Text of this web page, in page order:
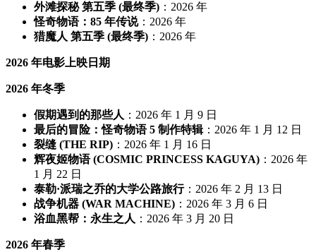
外滩探秘 第五季 (最终季) ：2026 年
怪奇物语：85 年传说：2026 年
猎魔人 第五季 (最终季) ：2026 年
2026 年电影上映日期
2026 年冬季
假期遇到的那些人 ：2026 年 1 月 9 日
最后的冒险：怪奇物语 5 制作特辑：2026 年 1 月 12 日
裂缝 (THE RIP) ：2026 年 1 月 16 日
辉夜姬物语 (COSMIC PRINCESS KAGUYA) ：2026 年
1 月 22 日
泰勒·派瑞之乔的大学公路旅行：2026 年 2 月 13 日
战争机器 (WAR MACHINE) ：2026 年 3 月 6 日
浴血黑帮：永生之人 ：2026 年 3 月 20 日
2026 年春季